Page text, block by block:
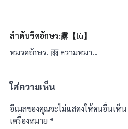
ลำดับขีดอักษร:露【lù】
หมวดอักษร: 雨 ความหมา…
ใส่ความเห็น
อีเมลของคุณจะไม่แสดงให้คนอื่นเห็น
เครื่องหมาย *